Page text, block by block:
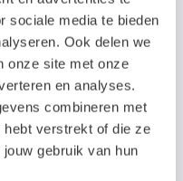
sociale media te bieden
Ook delen we
onze site met onze
en analyses.
combineren met
hebt verstrekt of die ze
gebruik van hun
met je
/